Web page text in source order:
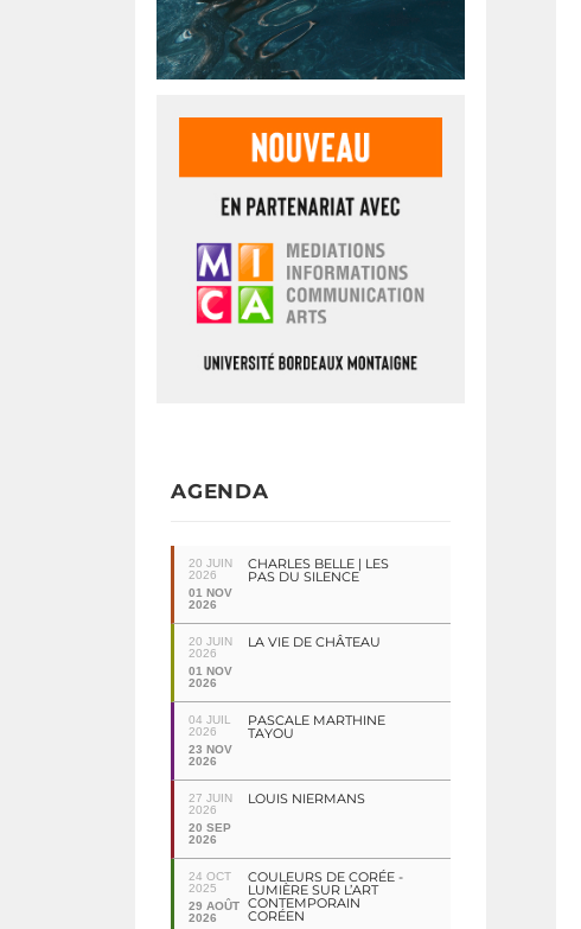
AGENDA
20 JUIN
2026
01 NOV
2026
CHARLES BELLE | LES
PAS DU SILENCE
20 JUIN
2026
01 NOV
2026
LA VIE DE CHÂTEAU
04 JUIL
2026
23 NOV
2026
PASCALE MARTHINE
TAYOU
27 JUIN
2026
20 SEP
2026
LOUIS NIERMANS
24 OCT
2025
29 AOÛT
2026
COULEURS DE CORÉE -
LUMIÈRE SUR L’ART
CONTEMPORAIN
CORÉEN